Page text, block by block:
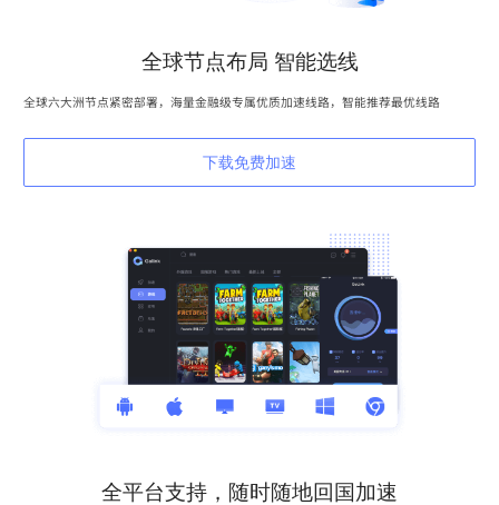
全球节点布局 智能选线
全球六大洲节点紧密部署，海量金融级专属优质加速线路，智能推荐最优线路
下载免费加速
全平台支持，随时随地回国加速